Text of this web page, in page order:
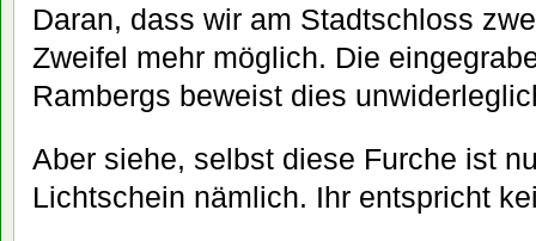
Daran, dass wir am Stadtschloss
Zweifel mehr möglich. Die
Rambergs beweist dies
Aber siehe, selbst diese Furche ist
Lichtschein nämlich. Ihr entspricht